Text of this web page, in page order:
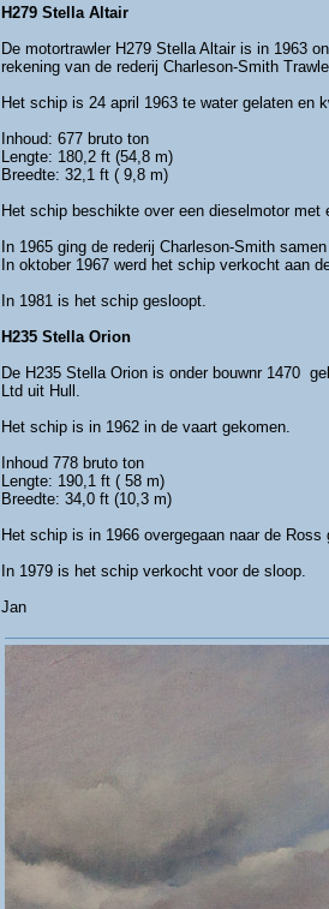
H279 Stella Altair
De motortrawler H279 Stella Altair is in 1963
rekening van de rederij Charleson-Smith
Het schip is 24 april 1963 te water gelaten en
Inhoud: 677 bruto ton
Lengte: 180,2 ft (54,8 m)
Breedte: 32,1 ft ( 9,8 m)
Het schip beschikte over een dieselmotor met
In 1965 ging de rederij Charleson-Smith
In oktober 1967 werd het schip verkocht aan
In 1981 is het schip gesloopt.
H235 Stella Orion
De H235 Stella Orion is onder bouwnr 1470
Ltd uit Hull.
Het schip is in 1962 in de vaart gekomen.
Inhoud 778 bruto ton
Lengte: 190,1 ft ( 58 m)
Breedte: 34,0 ft (10,3 m)
Het schip is in 1966 overgegaan naar de
In 1979 is het schip verkocht voor de sloop.
Jan